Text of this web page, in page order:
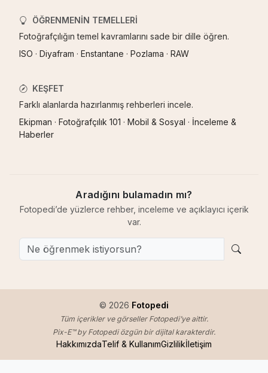
ÖĞRENMENIN TEMELLERI
Fotoğrafçılığın temel kavramlarını sade bir dille öğren.
ISO · Diyafram · Enstantane · Pozlama · RAW
KEŞFET
Farklı alanlarda hazırlanmış rehberleri incele.
Ekipman · Fotoğrafçılık 101 · Mobil & Sosyal · İnceleme &
Haberler
Aradığını bulamadın mı?
Fotopedi’de yüzlerce rehber, inceleme ve açıklayıcı içerik
var.
© 2026 Fotopedi
Tüm içerikler ve görseller Fotopedi’ye aittir.
Pix-E™ by Fotopedi özgün bir dijital karakterdir.
HakkımızdaTelif & KullanımGizlilikİletişim